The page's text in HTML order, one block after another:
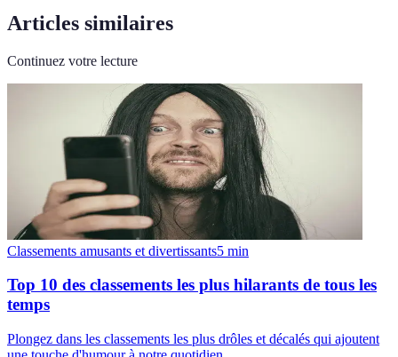
Articles similaires
Continuez votre lecture
Classements amusants et divertissants5 min
Top 10 des classements les plus hilarants de tous les
temps
Plongez dans les classements les plus drôles et décalés qui ajoutent